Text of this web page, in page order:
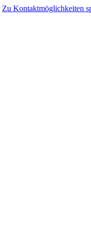
Zu Kontaktmöglichkeiten